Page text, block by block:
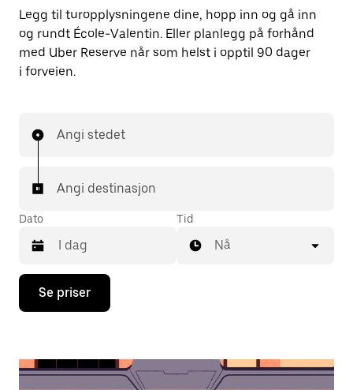
Legg til turopplysningene dine, hopp inn og gå inn
og rundt École-Valentin. Eller planlegg på forhånd
med Uber Reserve når som helst i opptil 90 dager
i forveien.
Angi stedet
Angi destinasjon
Dato
Trykk
piltast
åpne
Tid
Nå
Se priser